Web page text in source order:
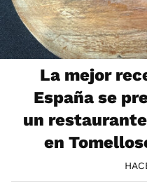
La mejor
España se
un
en